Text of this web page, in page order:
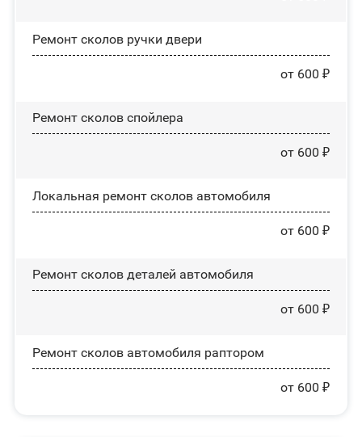
Ремонт сколов ручки двери
от 600 ₽
Ремонт сколов спойлера
от 600 ₽
Локальная ремонт сколов автомобиля
от 600 ₽
Ремонт сколов деталей автомобиля
от 600 ₽
Ремонт сколов автомобиля раптором
от 600 ₽